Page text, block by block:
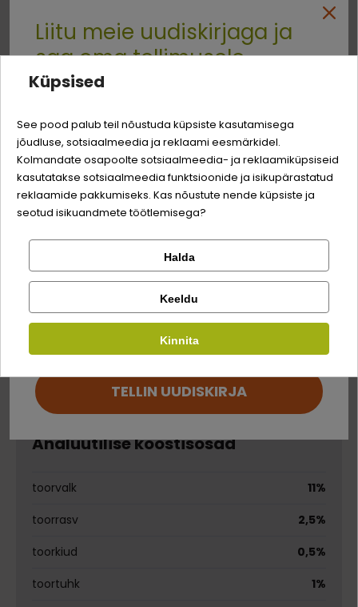
Kirjuta arvustus
Valguallikas
VEISELIHA
Tõu suurus
Sööda klass
Koostis
veiseliha
suvikõrvitsad
5%
porgandid
5%
Energiaväärtus: 762 kcal/kg
Analüütilise koostisosad
toorvalk
11%
toorrasv
2,5%
toorkiud
0,5%
toortuhk
1%
Kontrolli tellimust
Logi sisse
Registreeru
Facebook
Google
Liitu meie uudiskirjaga ja
saa oma tellimusele
-3% soodustust
Sina ja su perekonna parim sõber väärite veel
odavamat hinda!
Lemmikloom
Kauplus
TELLIN UUDISKIRJA
Küpsised
See pood palub teil nõustuda küpsiste kasutamisega
jõudluse, sotsiaalmeedia ja reklaami eesmärkidel.
Kolmandate osapoolte sotsiaalmeedia- ja reklaamiküpsiseid
kasutatakse sotsiaalmeedia funktsioonide ja isikupärastatud
reklaamide pakkumiseks. Kas nõustute nende küpsiste ja
seotud isikuandmete töötlemisega?
Halda
Keeldu
Kinnita